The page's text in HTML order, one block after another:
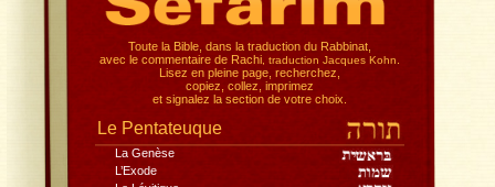
Toute la Bible, dans la traduction du Rabbinat,
avec le commentaire de Rachi
, traduction Jacques Kohn